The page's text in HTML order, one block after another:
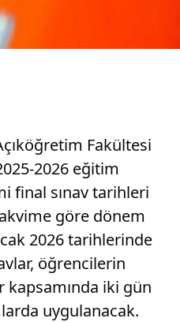
Fakültesi
2026 eğitim
final sınav tarihleri
göre dönem
2026 tarihlerinde
öğrencilerin
kapsamında iki gün
uygulanacak.